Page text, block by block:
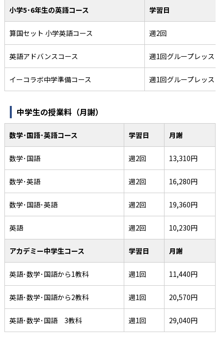
小学5･6年生の英語コース 学習日
算国セット 小学英語コース 週2回
英語アドバンスコース 週1回グループレッス
イーコラボ中学準備コース 週1回グループレッス
中学生の授業料（月謝）
数学･国語･英語コース 学習日 月謝
数学･国語 週2回 13,310円
数学･英語 週2回 16,280円
数学･国語･英語 週2回 19,360円
英語 週2回 10,230円
アカデミー中学生コース 学習日 月謝
英語･数学･国語から1教科 週1回 11,440円
英語･数学･国語から2教科 週1回 20,570円
英語･数学･国語 3教科 週1回 29,040円